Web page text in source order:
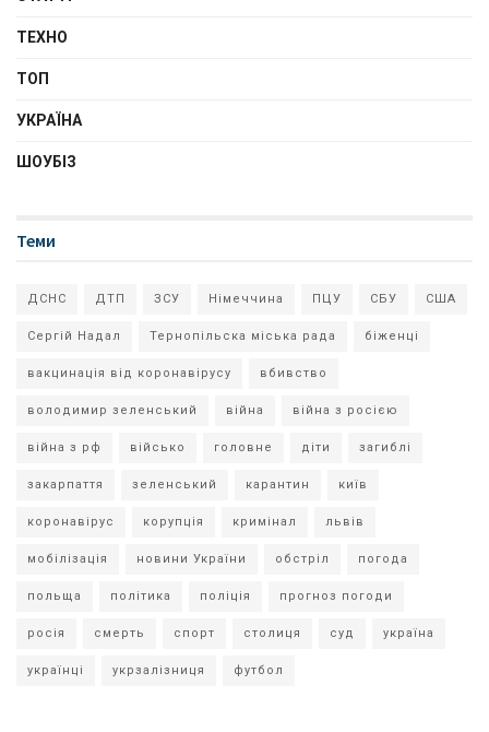
ТЕХНО
ТОП
УКРАЇНА
ШОУБІЗ
Теми
ДСНС ДТП ЗСУ Німеччина ПЦУ СБУ США
Сергій Надал Тернопільска міська рада біженці
вакцинація від коронавірусу вбивство
володимир зеленський війна війна з росією
війна з рф військо головне діти загиблі
закарпаття зеленський карантин київ
коронавірус корупція кримінал львів
мобілізація новини України обстріл погода
польща політика поліція прогноз погоди
росія смерть спорт столиця суд україна
українці укрзалізниця футбол